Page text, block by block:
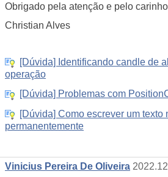
Obrigado pela atenção e pelo
Christian Alves
[Dúvida] Identificando candle de
operação
[Dúvida] Problemas com
[Dúvida] Como escrever um texto
permanentemente
Vinicius Pereira De Oliveira